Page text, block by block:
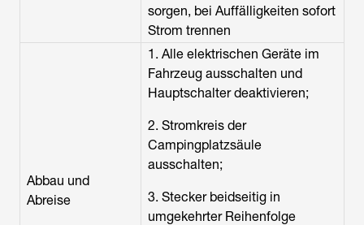
sorgen, bei Auffälligkeiten sofort
Strom trennen
Abbau und
Abreise
1. Alle elektrischen Geräte im
Fahrzeug ausschalten und
Hauptschalter deaktivieren;
2. Stromkreis der
Campingplatzsäule
ausschalten;
3. Stecker beidseitig in
umgekehrter Reihenfolge